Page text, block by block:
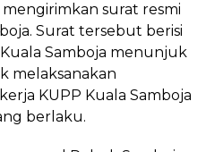
surat resmi
Surat tersebut berisi
Samboja menunjuk
melaksanakan
KUPP Kuala Samboja
berlaku.